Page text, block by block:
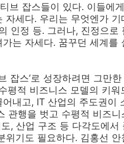
브 잡스들이 있다. 이들에
자세다. 우리는 무엇엔가
인정 등. 그러나, 진정으
는 자세다. 꿈꾸던 세계
잡스’로 성장하려면 그만
평적 비즈니스 모델의 키
내고, IT 산업의 주도권이
관행을 벗고 수평적 비즈
, 산업 구조 등 다각도에
위기도 필요하다. 김홍선